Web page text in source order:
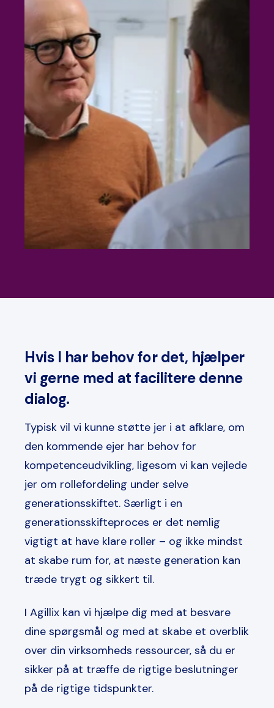
Hvis I har behov for det, hjælper
vi gerne med at facilitere denne
dialog.
Typisk vil vi kunne støtte jer i at afklare, om
den kommende ejer har behov for
kompetenceudvikling, ligesom vi kan vejlede
jer om rollefordeling under selve
generationsskiftet. Særligt i en
generationsskifteproces er det nemlig
vigtigt at have klare roller – og ikke mindst
at skabe rum for, at næste generation kan
træde trygt og sikkert til.
I Agillix kan vi hjælpe dig med at besvare
dine spørgsmål og med at skabe et overblik
over din virksomheds ressourcer, så du er
sikker på at træffe de rigtige beslutninger
på de rigtige tidspunkter.